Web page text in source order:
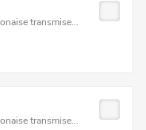
transmise...
transmise...